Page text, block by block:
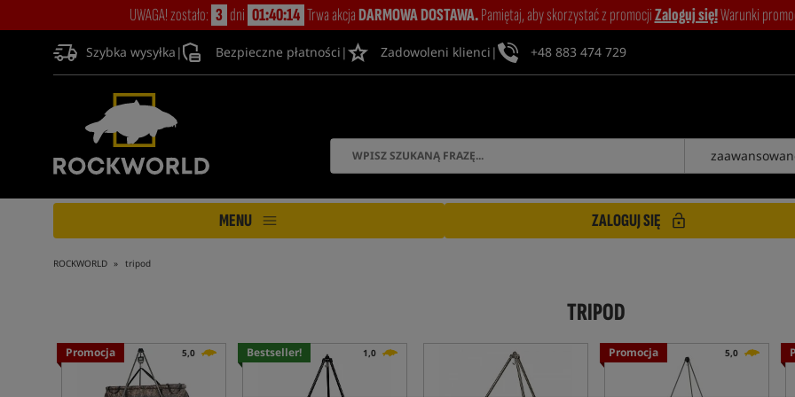
UWAGA! zostało: 3 dni 01:40:12 Trwa akcjaDARMOWA DOSTAWA.Pamiętaj, aby skorzystać z promocjiZaloguj się!Warunki
Szybka wysyłka | Bezpieczne płatności | Zadowoleni klienci | +48 883 474 729
MENU ZALOGUJ SIĘ
ROCKWORLD tripod
TRIPOD
Promocja 5,0 Bestseller! 1,0 Promocja 5,0